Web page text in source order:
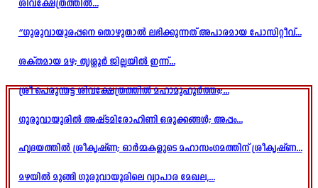
ശിവക്ഷേത്രത്തിൽ...
“ഗുരുവായൂരപ്പനെ തൊഴുതാൽ ലഭിക്കുന്നത് അപാരമായ പോസിറ്റീവ്...
ശക്തമായ മഴ; തൃശ്ശൂർ ജില്ലയിൽ ഇന്ന്...
ശ്രീ പെരുന്തട്ട ശിവക്ഷേത്രത്തിൽ മഹാമുഹൂർത്തം;...
ഗുരുവായൂരിൽ അഷ്ടമിരോഹിണി ഒരുക്കങ്ങൾ; അപ്പം...
ഹൃദയത്തിൽ ശ്രീകൃഷ്ണ; ഓർമ്മകളുടെ മഹാസംഗമത്തിന് ശ്രീകൃഷ്ണ...
മഴയിൽ മുങ്ങി ഗുരുവായൂരിലെ വ്യാപാര മേഖല,...